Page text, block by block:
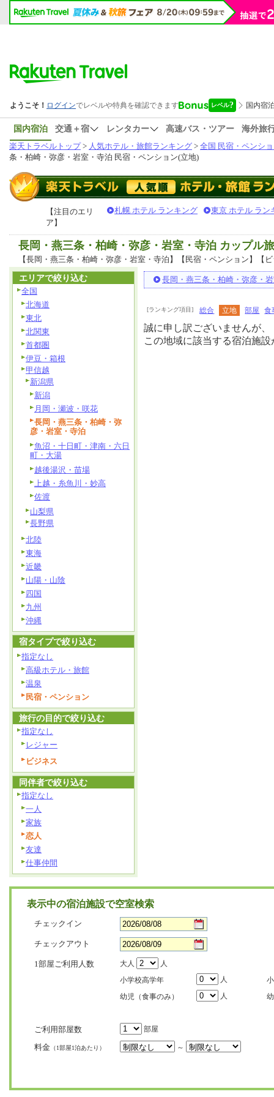
国内宿泊 交通＋宿 レンタカー 高速バス・ツアー
海外旅
楽天トラベルトップ> 人気ホテル・旅館ランキング > 全国 民宿・ペンシ
条・柏崎・弥彦・岩室・寺泊 民宿・ペンション(立地)
【注目のエリ
ア】
札幌 ホテル ランキング 東京 ホテル ラン
長岡・燕三条・柏崎・弥彦・岩室・寺泊 カップル
【長岡・燕三条・柏崎・弥彦・岩室・寺泊】【民宿・ペンション】【
長岡・燕三条・柏崎・弥彦・
[ランキング項目] 総合 立地 部屋 食
誠に申し訳ございませんが、
この地域に該当する宿泊施
エリアで絞り込む
全国
北海道
東北
北関東
首都圏
伊豆・箱根
甲信越
新潟県
新潟
月岡・瀬波・咲花
長岡・燕三条・柏崎・弥
彦・岩室・寺泊
魚沼・十日町・津南・六日
町・大湯
越後湯沢・苗場
上越・糸魚川・妙高
佐渡
山梨県
長野県
北陸
東海
近畿
山陽・山陰
四国
九州
沖縄
宿タイプで絞り込む
指定なし
高級ホテル・旅館
温泉
民宿・ペンション
旅行の目的で絞り込む
指定なし
レジャー
ビジネス
同伴者で絞り込む
指定なし
一人
家族
恋人
友達
仕事仲間
表示中の宿泊施設で空室検索
チェックイン
チェックアウト
1部屋ご利用人数 大人
人
小学校高学年
人
幼児（食事のみ）
人
ご利用部屋数 部屋
料金 （1部屋1泊あたり） ～